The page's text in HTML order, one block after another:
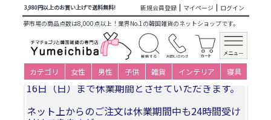
3,980円以上のお買い上げで送料無料! 新規会員登録 マイページ
ログイン
夢市場の商品点数は8,000点以上！業界No.1の韓国雑貨のネットショップです。
カテゴリ 女性 男性 子供 雑貨 インテリア 寝具
商品カテゴリ一覧>大人衣装小物下着>ヘア飾り> 韓服・チ
ョゴリヘアー飾り銀製ピニョNo02青竹かんざしピニョ
夏季休業についてお知らせ
誠に勝手ながら、2026年8月11日(火)〜2026年8月
16日（日）まで休業期間とさせていただきます。
ネット上からのご注文は休業期間中も24時間受け